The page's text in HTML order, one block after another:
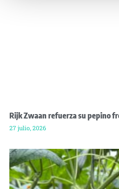
Rijk Zwaan refuerza su pepino
27 julio, 2026